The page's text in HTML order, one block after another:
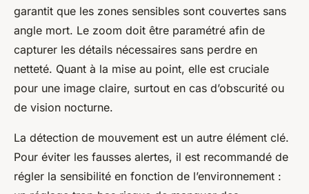
garantit que les zones sensibles sont couvertes sans
angle mort. Le zoom doit être paramétré afin de
capturer les détails nécessaires sans perdre en
netteté. Quant à la mise au point, elle est cruciale
pour une image claire, surtout en cas d’obscurité ou
de vision nocturne.
La détection de mouvement est un autre élément clé.
Pour éviter les fausses alertes, il est recommandé de
régler la sensibilité en fonction de l’environnement :